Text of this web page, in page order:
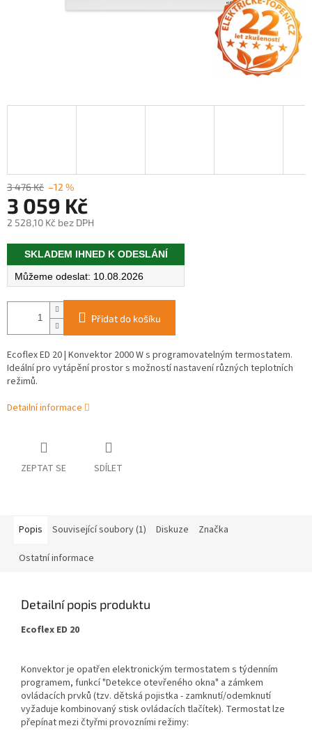
3 476 Kč –12 %
3 059 Kč
2 528,10 Kč bez DPH
Měrná
cena:SKLADEM IHNED K ODESLÁNÍ
10.08.2026
Přidat do košíku
Ecoflex ED 20 | Konvektor 2000 W s programovatelným termostatem.
Ideální pro vytápění prostor s možností nastavení různých teplotních
režimů.
Detailní informace
ZEPTAT SE SDÍLET
Popis Související soubory (1) Diskuze Značka
Ostatní informace
Detailní popis produktu
Ecoflex ED 20
Konvektor je opatřen elektronickým termostatem s týdenním
programem, funkcí "Detekce otevřeného okna" a zámkem
ovládacích prvků (tzv. dětská pojistka - zamknutí/odemknutí
vyžaduje kombinovaný stisk ovládacích tlačítek). Termostat lze
přepínat mezi čtyřmi provozními režimy: